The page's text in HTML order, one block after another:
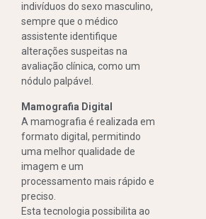
indivíduos do sexo masculino,
sempre que o médico
assistente identifique
alterações suspeitas na
avaliação clínica, como um
nódulo palpável.
Mamografia Digital
A mamografia é realizada em
formato digital, permitindo
uma melhor qualidade de
imagem e um
processamento mais rápido e
preciso.
Esta tecnologia possibilita ao